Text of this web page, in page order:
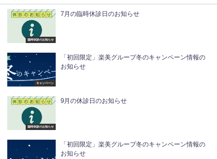
臨時休診のお知らせ
7月の臨時休診日のお知らせ
キャンペーン
「初回限定」楽美グループ冬のキャンペーン情報の
お知らせ
臨時休診のお知らせ
9月の休診日のお知らせ
「初回限定」楽美グループ冬のキャンペーン情報の
お知らせ